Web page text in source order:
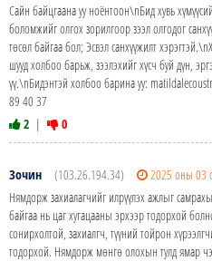
Сайн байцгаана уу ноёнтоон\nБид хувь
боломжийг олгох зорилгоор зээл олгодог
төсөл байгаа бол; Эсвэл санхүүжилт
шууд холбоо барьж, зээлэхийг хүсч буй дүн,
үү.\nБидэнтэй холбоо барина уу:
89 40 37
2 | 0
Зочин (103.26.194.34)
2025 оны 03
Нямдорж захиалагчийг илрүүлэх ажлыг
байгаа нь цаг хугацааны эрхээр тодорхой
сонирхолтой, захиалгч, түүний тойрон
тодорхой. Нямдорж мөнгө олохын тулд ямар